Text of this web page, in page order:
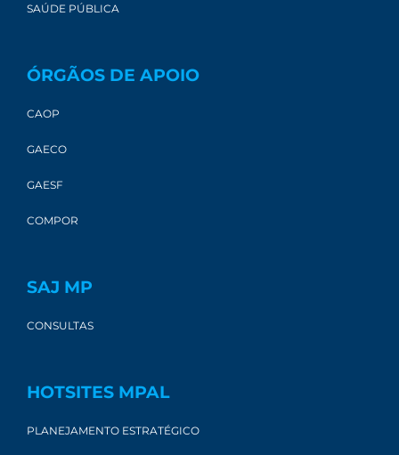
SAÚDE PÚBLICA
ÓRGÃOS DE APOIO
CAOP
GAECO
GAESF
COMPOR
SAJ MP
CONSULTAS
HOTSITES MPAL
PLANEJAMENTO ESTRATÉGICO